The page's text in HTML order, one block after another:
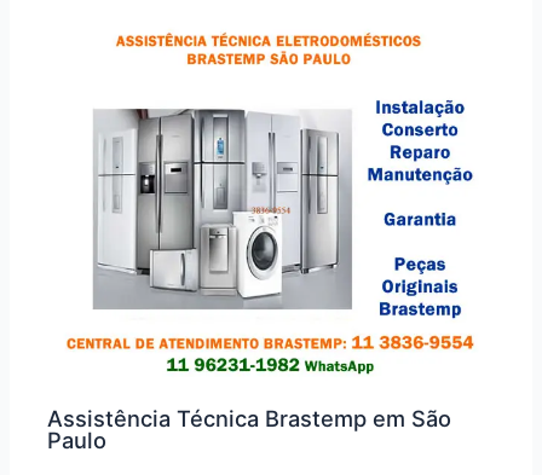
Assistência Técnica Brastemp em São
Paulo